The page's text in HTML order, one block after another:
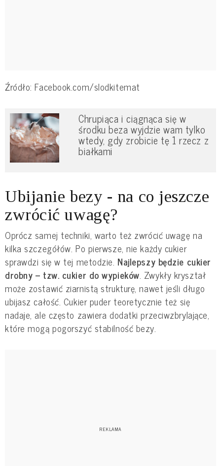
Źródło: Facebook.com/slodkitemat
Chrupiąca i ciągnąca się w
środku beza wyjdzie wam tylko
wtedy, gdy zrobicie tę 1 rzecz z
białkami
Ubijanie bezy - na co jeszcze
zwrócić uwagę?
Oprócz samej techniki, warto też zwrócić uwagę na
kilka szczegółów. Po pierwsze, nie każdy cukier
sprawdzi się w tej metodzie. Najlepszy będzie cukier
drobny – tzw. cukier do wypieków. Zwykły kryształ
może zostawić ziarnistą strukturę, nawet jeśli długo
ubijasz całość. Cukier puder teoretycznie też się
nadaje, ale często zawiera dodatki przeciwzbrylające,
które mogą pogorszyć stabilność bezy.